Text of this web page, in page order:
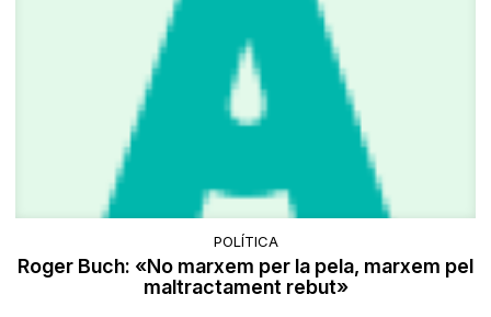
POLÍTICA
Roger Buch: «No marxem per la pela, marxem pel
maltractament rebut»